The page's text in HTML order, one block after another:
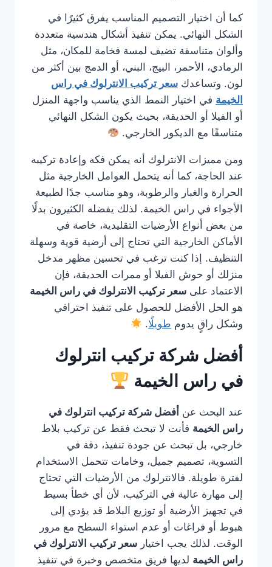
كما أن اختيار التصميم المناسب يفرق كثيرًا في
الشكل النهائي. يمكن تنفيذ أشكال هندسية متعددة
وألوان متناسقة تضيف لمسة فخامة للمكان، مثل
الرمادي، الأحمر، البيج، البني، أو الدمج بين أكثر من
لون. وتساعدك سعر تركيب الانترلوك في راس
الخيمة في اختيار النمط الذي يناسب واجهة المنزل
أو الفيلا أو الحديقة، بحيث يكون الشكل النهائي
متناسقًا مع الديكور الخارجي.
ومن مميزات الانترلوك أنه يمكن فكه وإعادة تركيبه
عند الحاجة، كما أنه يتحمل العوامل الخارجية مثل
الحرارة والغبار والرطوبة، وهو مناسب جدًا لطبيعة
الأجواء في راس الخيمة. لذلك يفضله الكثيرون بدلًا
من بعض أنواع الأرضيات التقليدية، خاصة في
الأماكن الخارجية التي تحتاج إلى أرضية قوية وسهلة
التنظيف. إذا كنت ترغب في تحسين مظهر مدخل
منزلك أو حوش الفيلا أو ممرات الحديقة، فإن
الاعتماد على سعر تركيب الانترلوك في راس الخيمة
هو الحل الأفضل للحصول على تنفيذ احترافي
وشكل راقٍ يدوم طويلًا.
أفضل شركة تركيب انترلوك
في راس الخيمة
عند البحث عن أفضل شركة تركيب انترلوك في
راس الخيمة فأنت لا تبحث فقط عن تركيب بلاط
خارجي، بل تبحث عن جودة تنفيذ، دقة في
التسوية، تصميم جميل، وخامات تتحمل الاستخدام
لفترة طويلة. فالانترلوك من الأرضيات التي تحتاج
إلى مهارة عالية في التركيب، لأن أي خطأ بسيط
في تجهيز الأرضية أو توزيع البلاط قد يؤدي إلى
هبوط أو فراغات أو عدم استواء السطح مع مرور
الوقت. لذلك يجب اختيار سعر تركيب الانترلوك في
راس الخيمة لديها فريق متخصص وخبرة في تنفيذ